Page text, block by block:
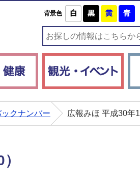
背景色 白 黒 黄
クナンバー 広報みほ 平成30年